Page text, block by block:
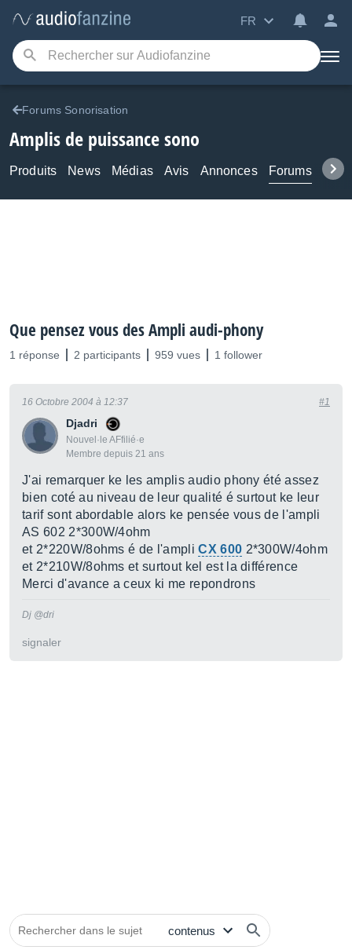
FR
Forums Sonorisation
Amplis de puissance sono
Produits News Médias Avis Annonces Forums
Que pensez vous des Ampli audi-phony
1 réponse 2 participants 959 vues 1 follower
Djadri
Nouvel·le AFfilié·e
Membre depuis 21 ans
16 Octobre 2004 à 12:37 #1
J'ai remarquer ke les amplis audio phony été assez
bien coté au niveau de leur qualité é surtout ke leur
tarif sont abordable alors ke pensée vous de l'ampli
AS 602 2*300W/4ohm
et 2*220W/8ohms é de l'ampliCX 600 2*300W/4ohm
et 2*210W/8ohms et surtout kel est la différence
Merci d'avance a ceux ki me repondrons
Dj @dri
signaler